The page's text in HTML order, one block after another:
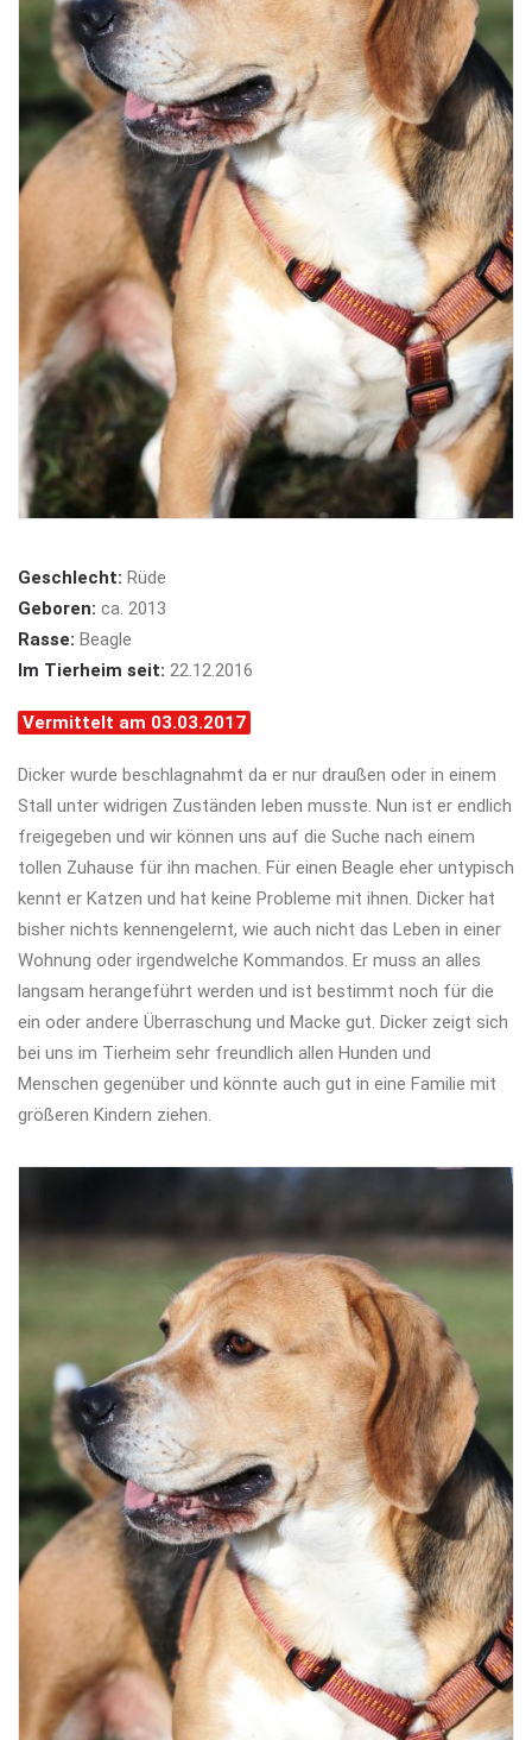
Geschlecht: Rüde
Geboren: ca. 2013
Rasse: Beagle
Im Tierheim seit: 22.12.2016
Vermittelt am 03.03.2017
Dicker wurde beschlagnahmt da er nur draußen oder in einem
Stall unter widrigen Zuständen leben musste. Nun ist er endlich
freigegeben und wir können uns auf die Suche nach einem
tollen Zuhause für ihn machen. Für einen Beagle eher untypisch
kennt er Katzen und hat keine Probleme mit ihnen. Dicker hat
bisher nichts kennengelernt, wie auch nicht das Leben in einer
Wohnung oder irgendwelche Kommandos. Er muss an alles
langsam herangeführt werden und ist bestimmt noch für die
ein oder andere Überraschung und Macke gut. Dicker zeigt sich
bei uns im Tierheim sehr freundlich allen Hunden und
Menschen gegenüber und könnte auch gut in eine Familie mit
größeren Kindern ziehen.